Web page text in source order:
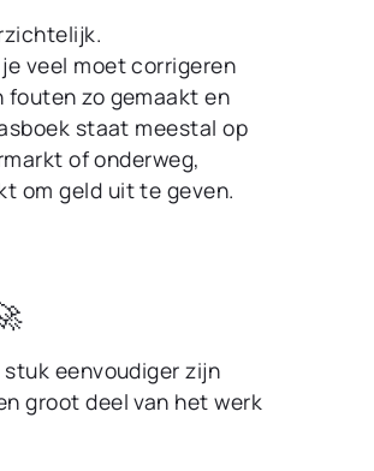
veel moet corrigeren
zo gemaakt en
staat meestal op
of onderweg,
om geld uit te geven.
eenvoudiger zijn
groot deel van het werk